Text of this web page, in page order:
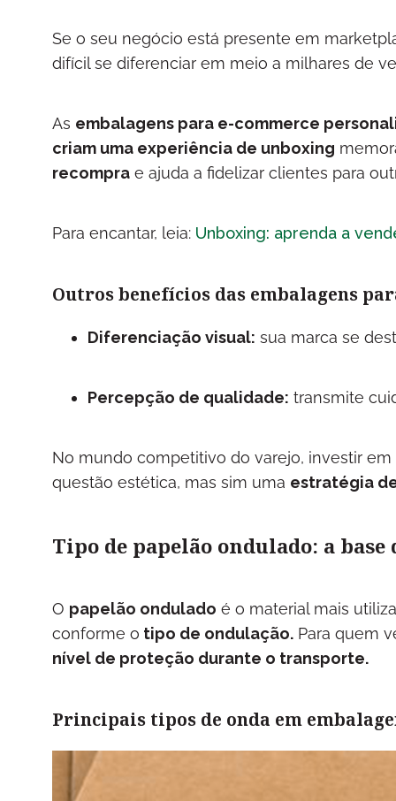
Se o seu negócio está presente em
difícil se diferenciar em meio a milhares de
As embalagens para e-commerce
criam uma experiência de unboxing
recomprae ajuda a fidelizar clientes para
Para encantar, leia: Unboxing: aprenda a
Outros benefícios das embalagens
Diferenciação visual: sua marca se
Percepção de qualidade: transmite
No mundo competitivo do varejo, investir em
questão estética, mas sim uma estratégia
Tipo de papelão ondulado: a
O papelão ondulado é o material mais
conforme o tipo de ondulação.Para quem
nível de proteção durante o transporte.
Principais tipos de onda em